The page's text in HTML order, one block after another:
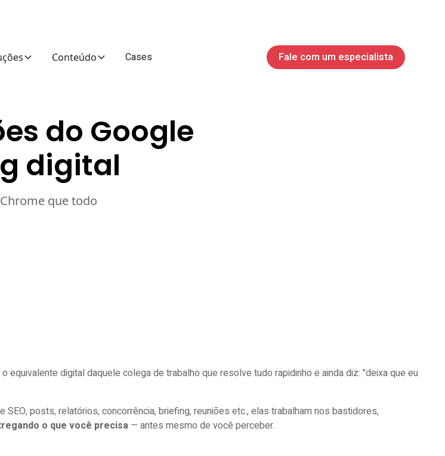
Conteúdo Cases Fale com um especialista
do Google
digital
que todo
equivalente digital daquele colega de trabalho que resolve tudo rapidinho e ainda diz: "deixa que eu
SEO, posts, relatórios, concorrência, briefing, reuniões etc., elas trabalham nos bastidores,
o que você precisa — antes mesmo de você perceber.